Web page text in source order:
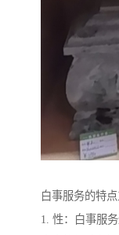
白事服务的特
1. 性：白事服